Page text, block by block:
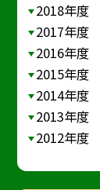
2018年度
2017年度
2016年度
2015年度
2014年度
2013年度
2012年度